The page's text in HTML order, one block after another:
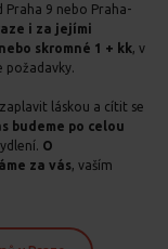
Praha 9 nebo Praha-
i za jejími
skromné 1 + kk, v
požadavky.
láskou a cítit se
budeme po celou
O
za vás, vaším